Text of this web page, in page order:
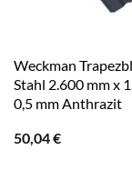
Weckman
Stahl 2.600 mm x
0,5 mm Anthrazit
50,04€